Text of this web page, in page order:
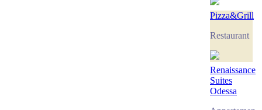
Pizza&Grill
Restaurant
Renaissance
Suites
Odessa